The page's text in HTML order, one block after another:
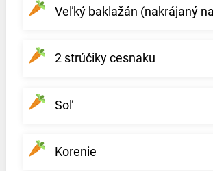
Veľký baklažán (nakrájaný
2 strúčiky cesnaku
Soľ
Korenie